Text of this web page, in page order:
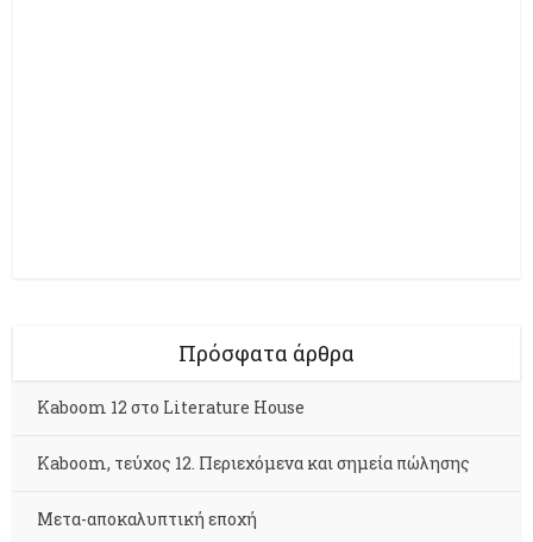
Πρόσφατα άρθρα
Kaboom 12 στο Literature House
Kaboom, τεύχος 12. Περιεχόμενα και σημεία πώλησης
Μετα-αποκαλυπτική εποχή